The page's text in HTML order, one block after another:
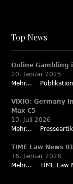
Top News
Online Gambling
20. Januar 2025
Mehr...
VIXIO: Germany
Max €5
10. Juli 2026
Mehr...
TIME Law News
16. Januar 2026
Mehr...
TIME Law